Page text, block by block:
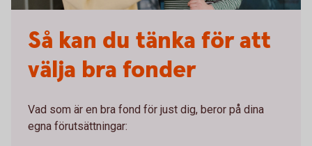
Så kan du tänka för att
välja bra fonder
Vad som är en bra fond för just dig, beror på dina
egna förutsättningar: